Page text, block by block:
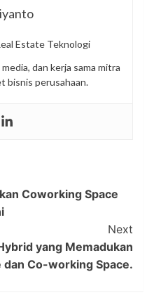
Estate Teknologi
dan kerja sama mitra
bisnis perusahaan.
Coworking Space
Next
yang Memadukan
dan Co-working Space.